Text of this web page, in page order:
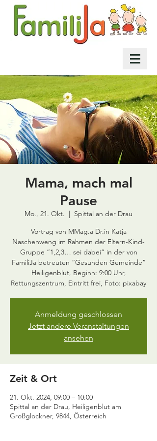
Mama, mach mal
Pause
Mo., 21. Okt.
  |
Spittal an der Drau
Vortrag von MMag.a Dr.in Katja
Naschenweng im Rahmen der Eltern-Kind-
Gruppe “1,2,3… sei dabei” in der von
FamiliJa betreuten “Gesunden Gemeinde”
Heiligenblut, Beginn: 9:00 Uhr,
Anmeldung geschlossen
Jetzt andere Veranstaltungen
ansehen
Zeit & Ort
21. Okt. 2024, 09:00 – 10:00
Spittal an der Drau, Heiligenblut am
Großglockner, 9844, Österreich